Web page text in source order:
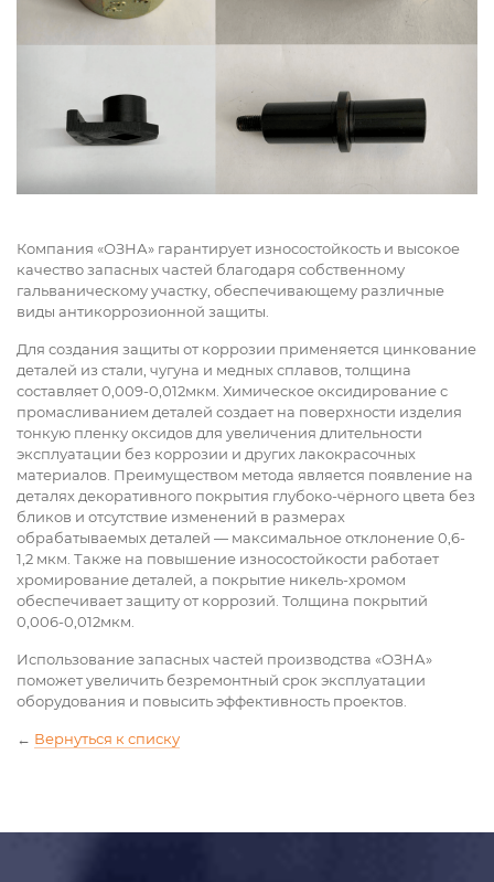
Компания «ОЗНА» гарантирует износостойкость и высокое
качество запасных частей благодаря собственному
гальваническому участку, обеспечивающему различные
виды антикоррозионной защиты.
Для создания защиты от коррозии применяется цинкование
деталей из стали, чугуна и медных сплавов, толщина
составляет 0,009-0,012мкм. Химическое оксидирование с
промасливанием деталей создает на поверхности изделия
тонкую пленку оксидов для увеличения длительности
эксплуатации без коррозии и других лакокрасочных
материалов. Преимуществом метода является появление на
деталях декоративного покрытия глубоко-чёрного цвета без
бликов и отсутствие изменений в размерах
обрабатываемых деталей — максимальное отклонение 0,6-
1,2 мкм. Также на повышение износостойкости работает
хромирование деталей, а покрытие никель-хромом
обеспечивает защиту от коррозий. Толщина покрытий
0,006-0,012мкм.
Использование запасных частей производства «ОЗНА»
поможет увеличить безремонтный срок эксплуатации
оборудования и повысить эффективность проектов.
← Вернуться к списку